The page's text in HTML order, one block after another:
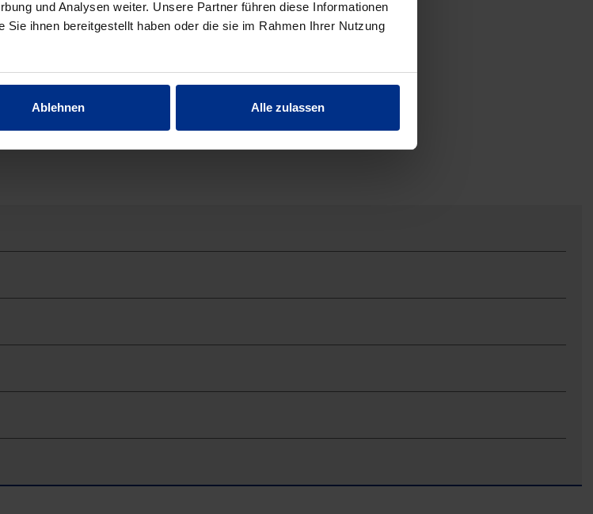
und Analysen weiter. Unsere Partner führen diese Informationen
ihnen bereitgestellt haben oder die sie im Rahmen Ihrer Nutzung
Ablehnen Alle zulassen